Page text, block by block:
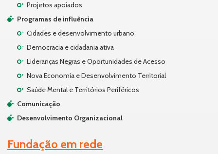
Projetos apoiados
Programas de influência
Cidades e desenvolvimento urbano
Democracia e cidadania ativa
Lideranças Negras e Oportunidades de Acesso
Nova Economia e Desenvolvimento Territorial
Saúde Mental e Territórios Periféricos
Comunicação
Desenvolvimento Organizacional
Fundação em rede